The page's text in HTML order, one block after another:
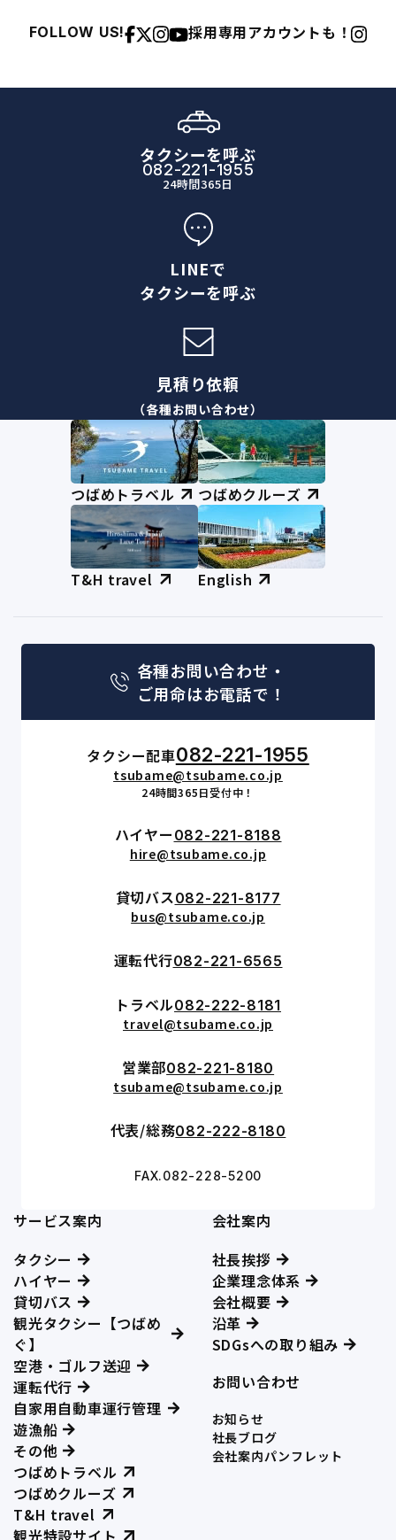
FOLLOW US! 採用専用アカウントも！
タクシーを呼ぶ
082-221-1955
24時間365日
LINEで
タクシーを呼ぶ
見積り依頼
（各種お問い合わせ）
つばめトラベル つばめクルーズ
T&H travel English
各種お問い合わせ・
ご用命はお電話で！
タクシー配車082-221-1955
tsubame@tsubame.co.jp
24時間365日受付中！
ハイヤー 082-221-8188
hire@tsubame.co.jp
貸切バス082-221-8177
bus@tsubame.co.jp
運転代行082-221-6565
トラベル082-222-8181
travel@tsubame.co.jp
営業部082-221-8180
tsubame@tsubame.co.jp
代表/総務082-222-8180
FAX.082-228-5200
サービス案内
タクシー
ハイヤー
貸切バス
観光タクシー【つばめ
ぐ】
空港・ゴルフ送迎
運転代行
自家用自動車運行管理
遊漁船
その他
つばめトラベル
つばめクルーズ
T&H travel
観光特設サイト
会社案内
社長挨拶
企業理念体系
会社概要
沿革
SDGsへの取り組み
お問い合わせ
お知らせ
社長ブログ
会社案内パンフレット